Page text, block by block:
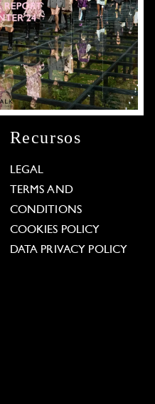
Recursos
LEGAL
TERMS AND
CONDITIONS
COOKIES POLICY
DATA PRIVACY POLICY